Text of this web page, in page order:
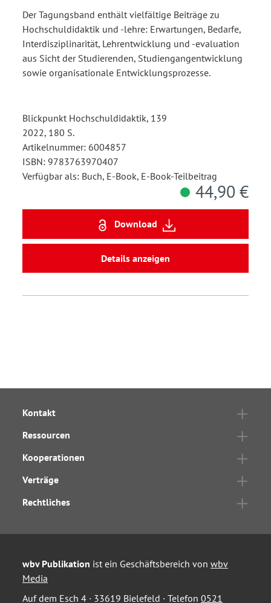
Der Tagungsband enthält vielfältige Beiträge zu
Hochschuldidaktik und -lehre: Erwartungen, Bedarfe,
Interdisziplinarität, Lehrentwicklung und -evaluation
aus Sicht der Studierenden, Studiengangentwicklung
sowie organisationale Entwicklungsprozesse.
Blickpunkt Hochschuldidaktik, 139
2022, 180 S.
Artikelnummer: 6004857
ISBN: 9783763970407
Verfügbar als: Buch, E-Book, E-Book-Teilbeitrag
44,90 €
Download
Details anzeigen
Kontakt
Ressourcen
Kooperationen
Verträge
Rechtliches
wbv Publikation ist ein Geschäftsbereich von wbv
Media
Auf dem Esch 4 · 33619 Bielefeld · Telefon 0521